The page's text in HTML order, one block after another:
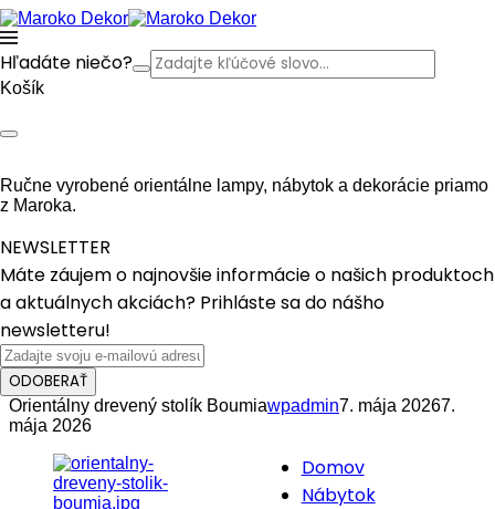
Hľadáte niečo?
Košík
Ručne vyrobené orientálne lampy, nábytok a dekorácie priamo
z Maroka.
NEWSLETTER
Máte záujem o najnovšie informácie o našich produktoch
a aktuálnych akciách? Prihláste sa do nášho
newsletteru!
ODOBERAŤ
Orientálny drevený stolík Boumiawpadmin7. mája 20267.
mája 2026
Domov
Nábytok